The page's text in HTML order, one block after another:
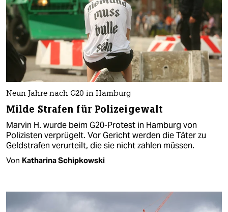
Neun Jahre nach G20 in Hamburg
Milde Strafen für Polizeigewalt
Marvin H. wurde beim G20-Protest in Hamburg von
Polizisten verprügelt. Vor Gericht werden die Täter zu
Geldstrafen verurteilt, die sie nicht zahlen müssen.
Von Katharina Schipkowski